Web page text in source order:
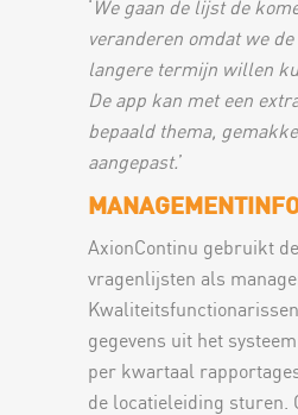
‘ We gaan de lijst de
veranderen omdat we
langere termijn willen
De app kan met een
bepaald thema,
aangepast.’
AxionContinu gebruikt
vragenlijsten als
gegevens uit het
per kwartaal
de locatieleiding sturen.